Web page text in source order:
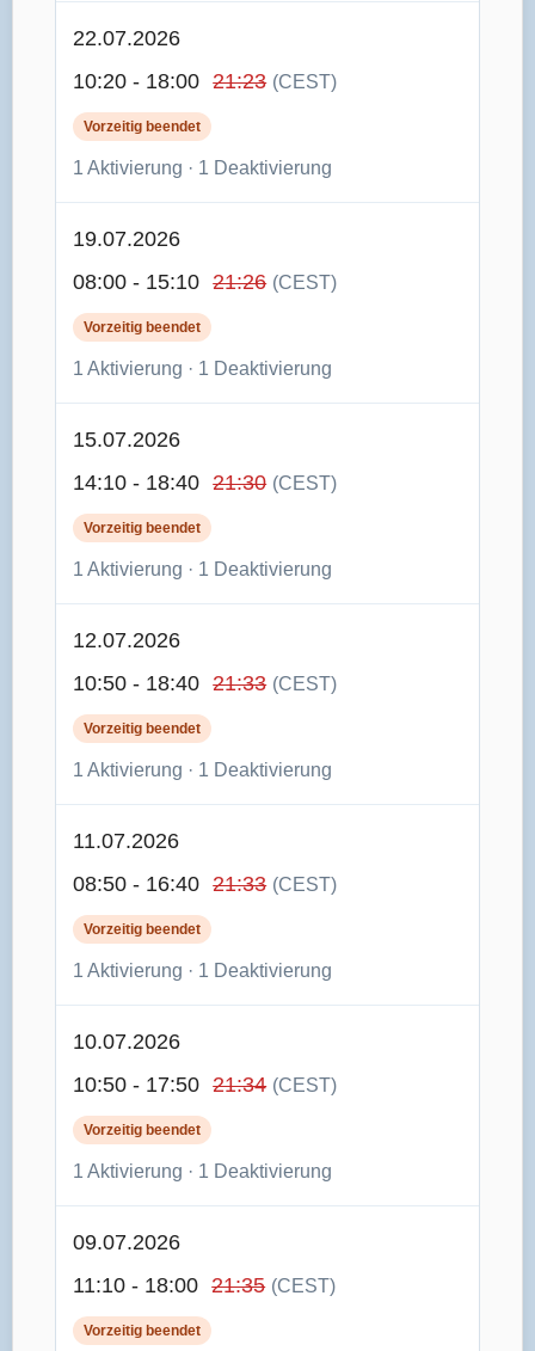
22.07.2026
10:20 - 18:00 21:23 (CEST)
Vorzeitig beendet
1 Aktivierung · 1 Deaktivierung
19.07.2026
08:00 - 15:10 21:26 (CEST)
Vorzeitig beendet
1 Aktivierung · 1 Deaktivierung
15.07.2026
14:10 - 18:40 21:30 (CEST)
Vorzeitig beendet
1 Aktivierung · 1 Deaktivierung
12.07.2026
10:50 - 18:40 21:33 (CEST)
Vorzeitig beendet
1 Aktivierung · 1 Deaktivierung
11.07.2026
08:50 - 16:40 21:33 (CEST)
Vorzeitig beendet
1 Aktivierung · 1 Deaktivierung
10.07.2026
10:50 - 17:50 21:34 (CEST)
Vorzeitig beendet
1 Aktivierung · 1 Deaktivierung
09.07.2026
11:10 - 18:00 21:35 (CEST)
Vorzeitig beendet